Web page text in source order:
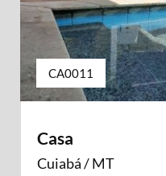
CA0011
Casa
Cuiabá / MT